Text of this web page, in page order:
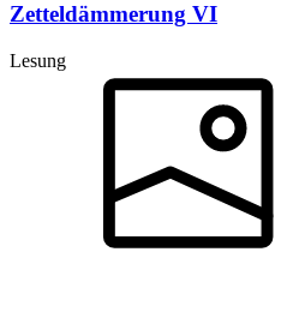
Zetteldämmerung VI
Lesung